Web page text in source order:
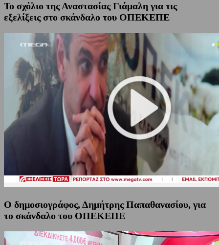
Το σχόλιο της Αναστασίας Γιάμαλη για τις
εξελίξεις στο σκάνδαλο του ΟΠΕΚΕΠΕ
Ο δημοσιογράφος, Δημήτρης Παπαθανασίου, για
το σκάνδαλο του ΟΠΕΚΕΠΕ